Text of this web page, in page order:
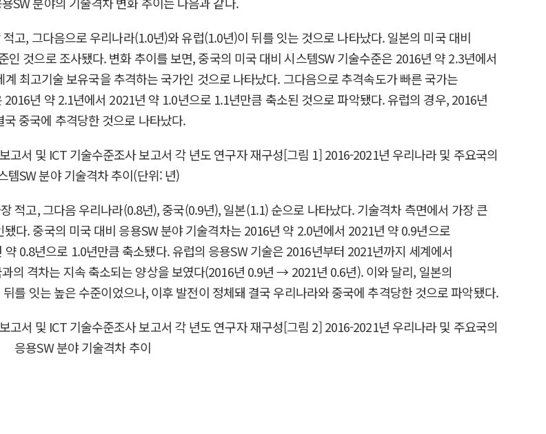
고, 그다음으로 우리나라(1.0년)와 유럽(1.0년)이 뒤를 잇는 것으로 나타났다. 일본의 미국 대비
것으로 조사됐다. 변화 추이를 보면, 중국의 미국 대비 시스템SW 기술수준은 2016년 약 2.3년에서
최고기술 보유국을 추격하는 국가인 것으로 나타났다. 그다음으로 추격속도가 빠른 국가는
년 약 2.1년에서 2021년 약 1.0년으로 1.1년만큼 축소된 것으로 파악됐다. 유럽의 경우, 2016년
중국에 추격당한 것으로 나타났다.
적고, 그다음 우리나라(0.8년), 중국(0.9년), 일본(1.1) 순으로 나타났다. 기술격차 측면에서 가장 큰
다. 중국의 미국 대비 응용SW 분야 기술격차는 2016년 약 2.0년에서 2021년 약 0.9년으로
0.8년으로 1.0년만큼 축소됐다. 유럽의 응용SW 기술은 2016년부터 2021년까지 세계에서
의 격차는 지속 축소되는 양상을 보였다(2016년 0.9년 → 2021년 0.6년). 이와 달리, 일본의
를 잇는 높은 수준이었으나, 이후 발전이 정체돼 결국 우리나라와 중국에 추격당한 것으로 파악됐다.